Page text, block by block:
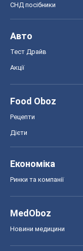
СНД посібники
Авто
Тест Драйв
Акції
Food Oboz
Рецепти
Дієти
Економіка
Ринки та компанії
MedOboz
Новини медицини